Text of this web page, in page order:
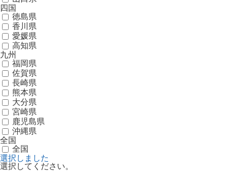
四国
徳島県
香川県
愛媛県
高知県
九州
福岡県
佐賀県
長崎県
熊本県
大分県
宮崎県
鹿児島県
沖縄県
全国
全国
選択しました
選択してください。